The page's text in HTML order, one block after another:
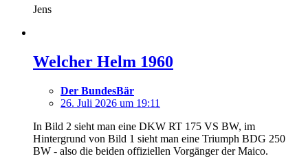
Jens
Welcher Helm 1960
Der BundesBär
26. Juli 2026 um 19:11
In Bild 2 sieht man eine DKW RT 175 VS BW, im
Hintergrund von Bild 1 sieht man eine Triumph BDG 250
BW - also die beiden offiziellen Vorgänger der Maico.